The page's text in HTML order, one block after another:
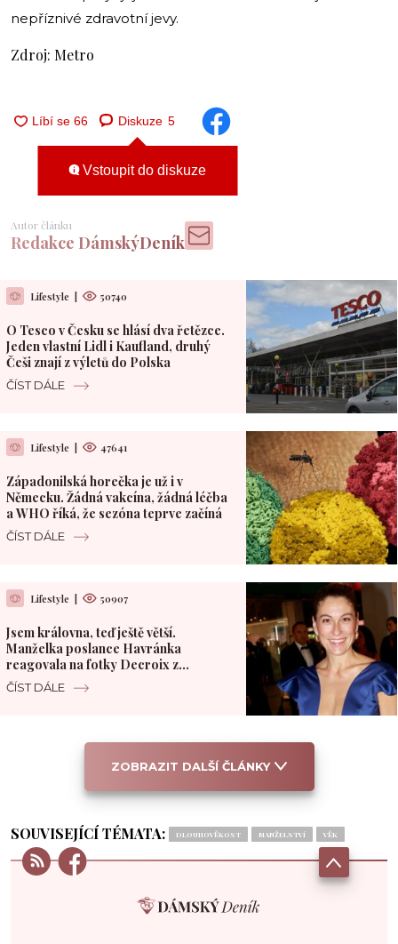
nepříznivé zdravotní jevy.
Zdroj: Metro
Diskuze 5
Vstoupit do diskuze
Autor článku
Redakce DámskýDeník
Lifestyle 50740
O Tesco v Česku se hlásí dva řetězce.
Jeden vlastní Lidl i Kaufland, druhý
Češi znají z výletů do Polska
ČÍST DÁLE
Lifestyle 47641
Západonilská horečka je už i v
Německu. Žádná vakcína, žádná léčba
a WHO říká, že sezóna teprve začíná
ČÍST DÁLE
Lifestyle 50907
Jsem královna, teď ještě větší.
Manželka poslance Havránka
reagovala na fotky Decroix z
polského hotelu
ČÍST DÁLE
ZOBRAZIT DALŠÍ ČLÁNKY
SOUVISEJÍCÍ TÉMATA: DLOUHOVĚKOST MANŽELSTVÍ VĚK